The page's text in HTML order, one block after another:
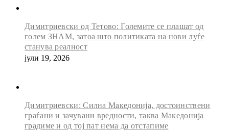
Димитриевски од Тетово: Големите се плашат од
голем ЗНАМ, затоа што политиката на нови луѓе
станува реалност
јули 19, 2026
Димитриевски: Силна Македонија, достоинствени
граѓани и зачувани вредности, таква Македонија
градиме и од тој пат нема да отстапиме